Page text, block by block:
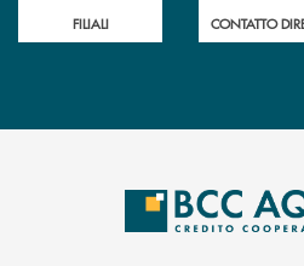
FILIALI CONTATTO